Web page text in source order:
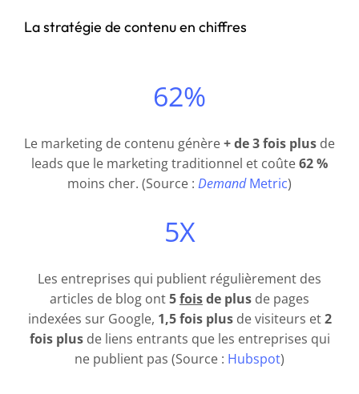
La stratégie de contenu en chiffres
62%
Le marketing de contenu génère+ de 3 fois plus de
leads que le marketing traditionnel et coûte62 %
moins cher. (Source : DemandMetric)
5X
Les entreprises qui publient régulièrement des
articles de blog ont5foisde plus de pages
indexées sur Google, 1,5 fois plusde visiteurs et2
fois plusde liens entrants que les entreprises qui
ne publient pas (Source : Hubspot)